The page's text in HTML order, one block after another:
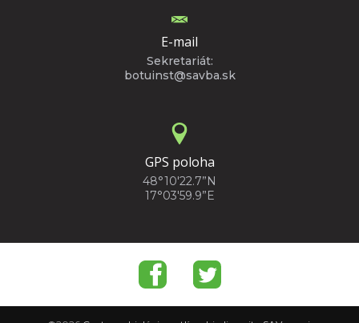
E-mail
Sekretariát:
botuinst@savba.sk
GPS poloha
48°10'22.7”N
17°03'59.9”E